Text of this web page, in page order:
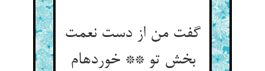
گفت من از دست نعمت
بخش تو ** خورده‏ام